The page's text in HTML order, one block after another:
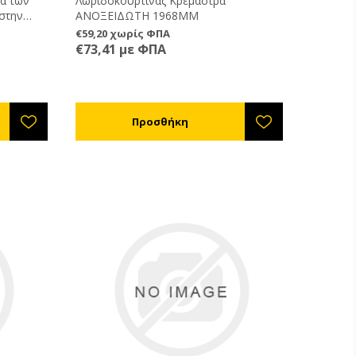
για
το
ΑΝΟΞΕΙΔΩΤΗ 1968ΜΜ
€59,20 χωρίς ΦΠΑ
€73,41 με ΦΠΑ